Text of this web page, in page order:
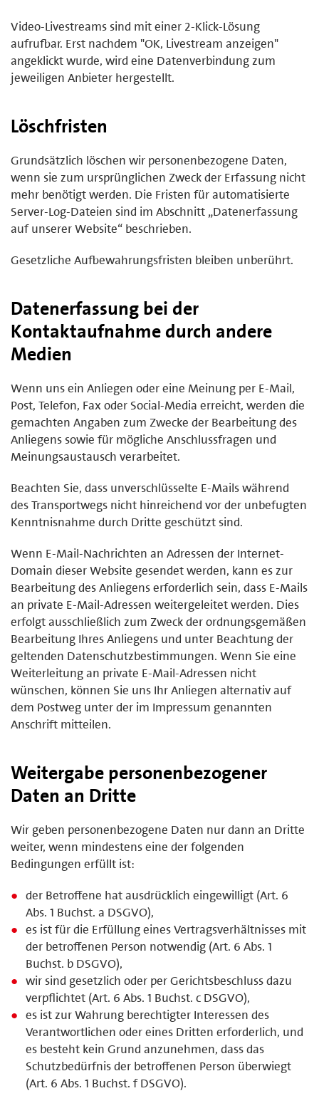
Video-Livestreams sind mit einer 2-Klick-Lösung
aufrufbar. Erst nachdem "OK, Livestream anzeigen"
angeklickt wurde, wird eine Datenverbindung zum
jeweiligen Anbieter hergestellt.
Löschfristen
Grundsätzlich löschen wir personenbezogene Daten,
wenn sie zum ursprünglichen Zweck der Erfassung nicht
mehr benötigt werden. Die Fristen für automatisierte
Server-Log-Dateien sind im Abschnitt „Datenerfassung
auf unserer Website“ beschrieben.
Gesetzliche Aufbewahrungsfristen bleiben unberührt.
Datenerfassung bei der
Kontaktaufnahme durch andere
Medien
Wenn uns ein Anliegen oder eine Meinung per E-Mail,
Post, Telefon, Fax oder Social-Media erreicht, werden die
gemachten Angaben zum Zwecke der Bearbeitung des
Anliegens sowie für mögliche Anschlussfragen und
Meinungsaustausch verarbeitet.
Beachten Sie, dass unverschlüsselte E-Mails während
des Transportwegs nicht hinreichend vor der unbefugten
Kenntnisnahme durch Dritte geschützt sind.
Wenn E-Mail-Nachrichten an Adressen der Internet-
Domain dieser Website gesendet werden, kann es zur
Bearbeitung des Anliegens erforderlich sein, dass E-Mails
an private E-Mail-Adressen weitergeleitet werden. Dies
erfolgt ausschließlich zum Zweck der ordnungsgemäßen
Bearbeitung Ihres Anliegens und unter Beachtung der
geltenden Datenschutzbestimmungen. Wenn Sie eine
Weiterleitung an private E-Mail-Adressen nicht
wünschen, können Sie uns Ihr Anliegen alternativ auf
dem Postweg unter der im Impressum genannten
Anschrift mitteilen.
Weitergabe personenbezogener
Daten an Dritte
Wir geben personenbezogene Daten nur dann an Dritte
weiter, wenn mindestens eine der folgenden
Bedingungen erfüllt ist:
der Betroffene hat ausdrücklich eingewilligt (Art. 6
Abs. 1 Buchst. a DSGVO),
es ist für die Erfüllung eines Vertragsverhältnisses mit
der betroffenen Person notwendig (Art. 6 Abs. 1
Buchst. b DSGVO),
wir sind gesetzlich oder per Gerichtsbeschluss dazu
verpflichtet (Art. 6 Abs. 1 Buchst. c DSGVO),
es ist zur Wahrung berechtigter Interessen des
Verantwortlichen oder eines Dritten erforderlich, und
es besteht kein Grund anzunehmen, dass das
Schutzbedürfnis der betroffenen Person überwiegt
(Art. 6 Abs. 1 Buchst. f DSGVO).